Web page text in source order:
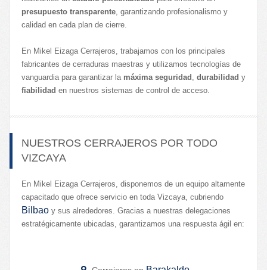
presupuesto transparente , garantizando profesionalismo y
calidad en cada plan de cierre.
En Mikel Eizaga Cerrajeros, trabajamos con los principales
fabricantes de cerraduras maestras y utilizamos tecnologías de
vanguardia para garantizar la máxima seguridad durabilidad y
fiabilidad en nuestros sistemas de control de acceso.
NUESTROS CERRAJEROS POR TODO
VIZCAYA
En Mikel Eizaga Cerrajeros, disponemos de un equipo altamente
capacitado que ofrece servicio en toda Vizcaya, cubriendo
Bilbao y sus alrededores. Gracias a nuestras delegaciones
estratégicamente ubicadas, garantizamos una respuesta ágil en: